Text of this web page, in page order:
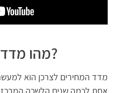
מהו מדד המחירים לצרכן?
מדד המחירים לצרכן הוא